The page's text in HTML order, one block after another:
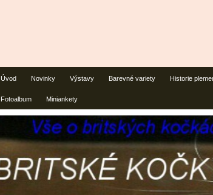
Úvod Novinky Výstavy Barevné variety Historie
Fotoalbum Miniankety